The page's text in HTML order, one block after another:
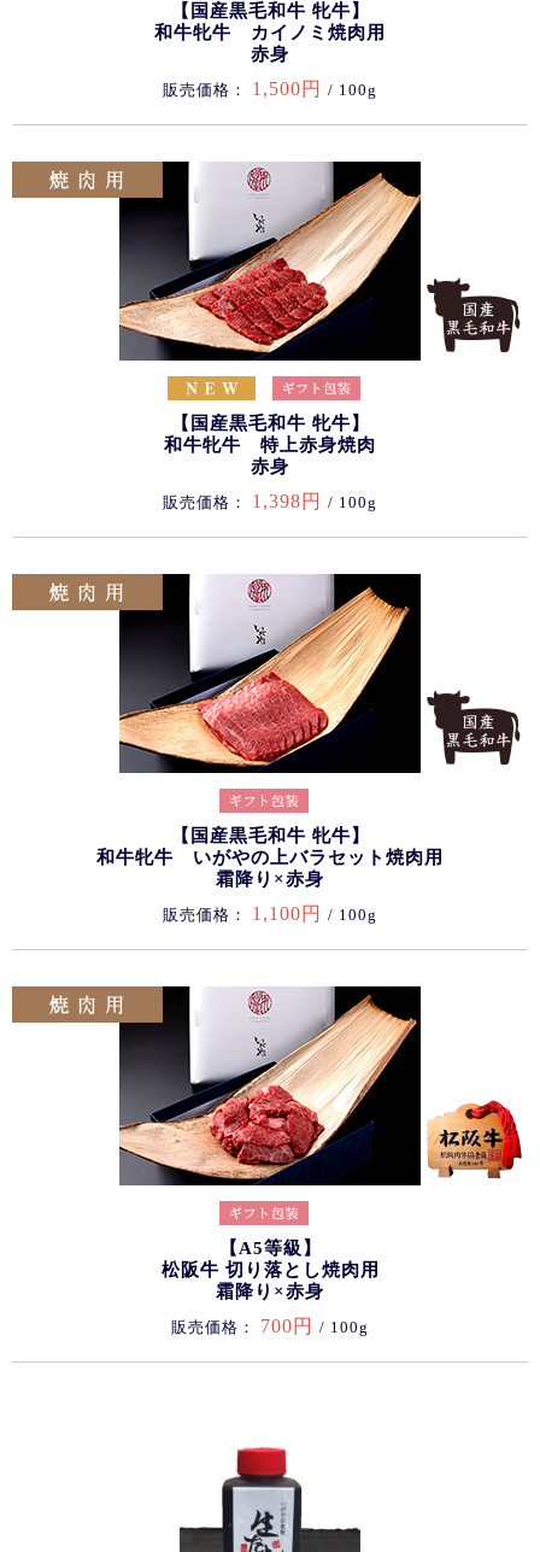
【国産黒毛和牛 牝牛】
和牛牝牛 カイノミ焼肉用
赤身
販売価格： 1,500円 / 100g
【国産黒毛和牛 牝牛】
和牛牝牛 特上赤身焼肉
赤身
販売価格： 1,398円 / 100g
【国産黒毛和牛 牝牛】
和牛牝牛 いがやの上バラセット焼肉用
霜降り×赤身
販売価格： 1,100円 / 100g
【A5等級】
松阪牛 切り落とし焼肉用
霜降り×赤身
販売価格： 700円 / 100g